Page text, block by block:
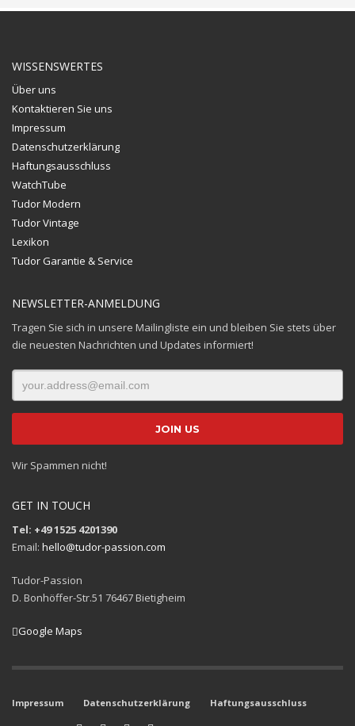
WISSENSWERTES
Über uns
Kontaktieren Sie uns
Impressum
Datenschutzerklärung
Haftungsausschluss
WatchTube
Tudor Modern
Tudor Vintage
Lexikon
Tudor Garantie & Service
NEWSLETTER-ANMELDUNG
Tragen Sie sich in unsere Mailingliste ein und bleiben Sie stets über
die neuesten Nachrichten und Updates informiert!
Wir Spammen nicht!
GET IN TOUCH
Tel: +49 1525 4201390
Email: hello@tudor-passion.com
Tudor-Passion
D. Bonhöffer-Str.51 76467 Bietigheim
Google Maps
Impressum Datenschutzerklärung Haftungsausschluss